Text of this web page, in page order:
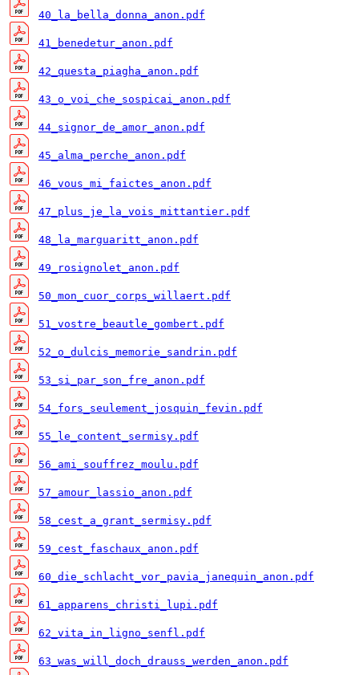
40_la_bella_donna_anon.pdf
41_benedetur_anon.pdf
42_questa_piagha_anon.pdf
43_o_voi_che_sospicai_anon.pdf
44_signor_de_amor_anon.pdf
45_alma_perche_anon.pdf
46_vous_mi_faictes_anon.pdf
47_plus_je_la_vois_mittantier.pdf
48_la_marguaritt_anon.pdf
49_rosignolet_anon.pdf
50_mon_cuor_corps_willaert.pdf
51_vostre_beautle_gombert.pdf
52_o_dulcis_memorie_sandrin.pdf
53_si_par_son_fre_anon.pdf
54_fors_seulement_josquin_fevin.pdf
55_le_content_sermisy.pdf
56_ami_souffrez_moulu.pdf
57_amour_lassio_anon.pdf
58_cest_a_grant_sermisy.pdf
59_cest_faschaux_anon.pdf
60_die_schlacht_vor_pavia_janequin_anon.pdf
61_apparens_christi_lupi.pdf
62_vita_in_ligno_senfl.pdf
63_was_will_doch_drauss_werden_anon.pdf